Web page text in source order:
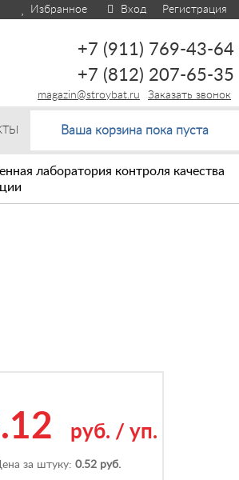
Избранное Вход Регистрация
+7 (911) 769-43-64
+7 (812) 207-65-35
Заказать звонок
magazin@stroybat.ru
Ваша корзина пока пуста
лаборатория контроля качества
руб. / уп.
за штуку:0.52 руб.